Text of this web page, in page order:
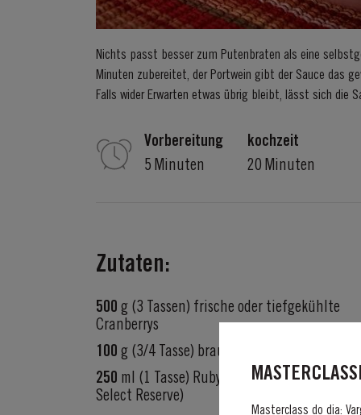
Nichts passt besser zum Putenbraten als eine
Minuten zubereitet, der Portwein gibt der Sauce das
Falls wider Erwarten etwas übrig bleibt, lässt sich die
Vorbereitung
5 Minuten
kochzeit
20 Minuten
Zutaten:
500 g (3 Tassen) frische oder tiefgekühlte
Cranberrys
100 g (3/4 Tasse) brauner Zucker
250 ml (1 Tasse) Ruby Port (Fine Ruby oder
Select Reserve)
Masterclass do dia: